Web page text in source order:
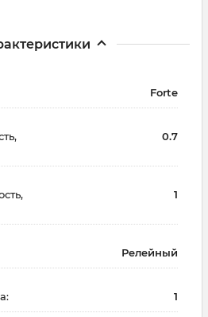
Forte
0.7
1
Релейный
1